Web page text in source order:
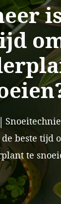
beste tijd
te